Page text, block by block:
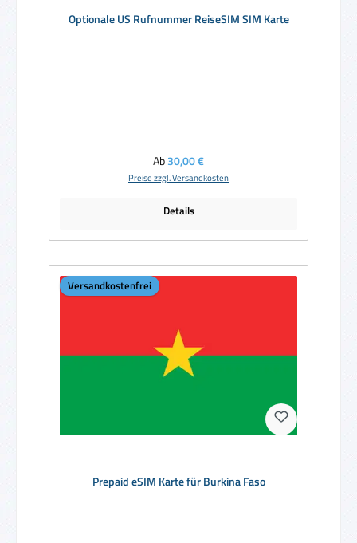
Optionale US Rufnummer ReiseSIM SIM Karte
Regulärer Preis:
Ab30,00 €
Preise zzgl. Versandkosten
Details
Versandkostenfrei
Prepaid eSIM Karte für Burkina Faso